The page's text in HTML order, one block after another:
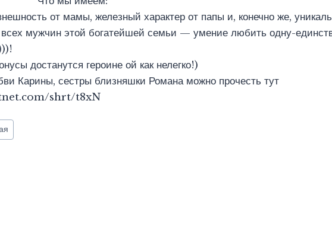
от мамы, железный характер от папы и, конечно же,
всех мужчин этой богатейшей семьи — умение любить одну-
достанутся героине ой как нелегко!)
Карины, сестры близняшки Романа можно прочесть тут
shrt/t8xN